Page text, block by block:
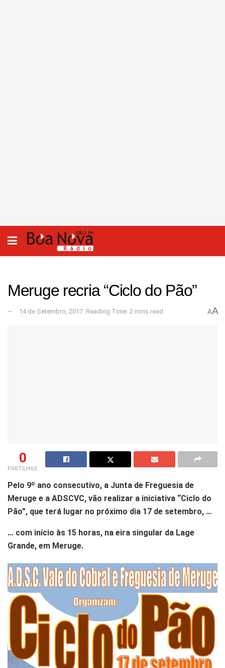
Meruge recria “Ciclo do Pão”
14 de Setembro, 2017 Reading Time: 2 mins read AA
0
PARTILHAS
Pelo 9º ano consecutivo, a Junta de Freguesia de
Meruge e a ADSCVC, vão realizar a iniciativa “Ciclo do
Pão”, que terá lugar no próximo dia 17 de setembro, …
… com início às 15 horas, na eira singular da Lage
Grande, em Meruge.